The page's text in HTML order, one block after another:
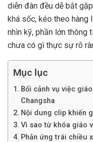
diễn đàn đều dễ bắt
khá sốc, kéo theo hàng
nhìn kỹ, phần lớn thông
chưa có gì thực sự rõ
Mục lục
Bối cảnh vụ việc
Changsha
Nội dung clip khiến
Vì sao từ khóa giáo
Phản ứng trái chiều